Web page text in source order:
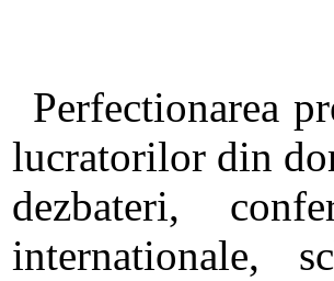
Perfectionarea
lucratorilor din
dezbateri,
internationale,